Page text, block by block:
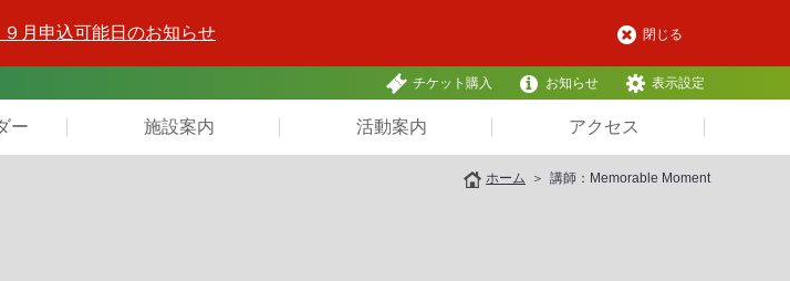
月申込可能日のお知らせ 閉じる
チケット購入 お知らせ 表示設定
ー 施設案内 活動案内 アクセス
ホーム 講師：Memorable Moment